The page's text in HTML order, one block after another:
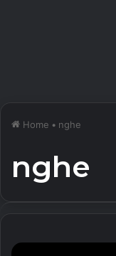
Home • nghe
nghe